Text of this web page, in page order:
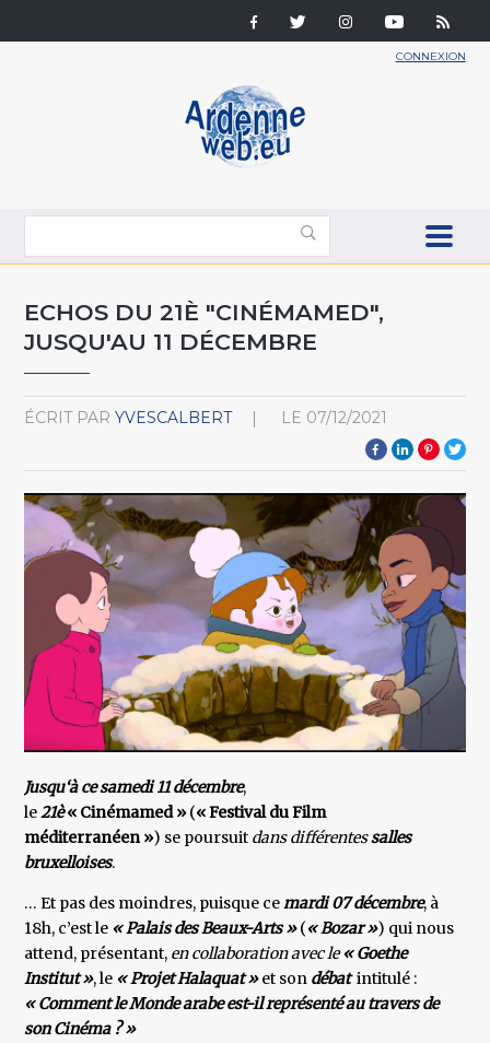
CONNEXION
ECHOS DU 21È "CINÉMAMED",
JUSQU'AU 11 DÉCEMBRE
ÉCRIT PAR YVESCALBERT LE 07/12/2021
Jusqu‘à ce samedi 11 décembre,
le21è« Cinémamed » (« Festival du Film
méditerranéen ») se poursuit dans différentessalles
bruxelloises.
… Et pas des moindres, puisque cemardi 07 décembre, à
18h, c’est le « Palais des Beaux-Arts »(« Bozar ») qui nous
attend, présentant, en collaboration avec le« Goethe
Institut », le « Projet Halaquat »et son débatintitulé :
« Comment le Monde arabe est-il représenté au travers de
son Cinéma ? »